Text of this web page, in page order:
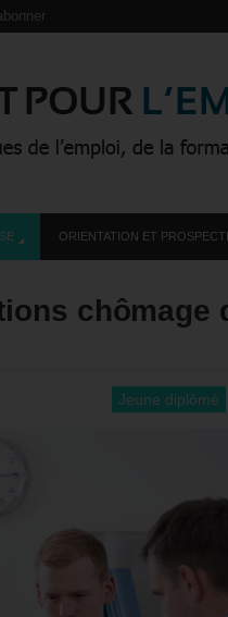
ORIENTATION ET
chômage
Jeune diplômé